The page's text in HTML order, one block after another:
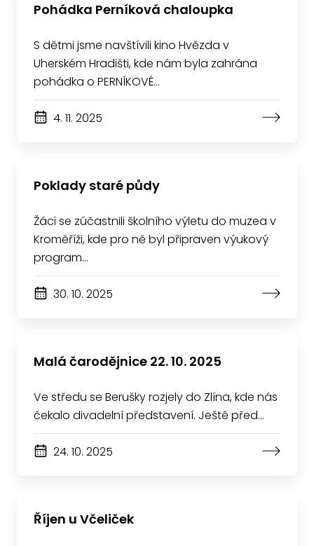
Pohádka Perníková chaloupka
S dětmi jsme navštívili kino Hvězda v
Uherském Hradišti, kde nám byla zahrána
pohádka o PERNÍKOVÉ…
4. 11. 2025
Poklady staré půdy
Žáci se zúčastnili školního výletu do muzea v
Kroměříži, kde pro ně byl připraven výukový
program…
30. 10. 2025
Malá čarodějnice 22. 10. 2025
Ve středu se Berušky rozjely do Zlína, kde nás
čekalo divadelní představení. Ještě před…
24. 10. 2025
Říjen u Včeliček